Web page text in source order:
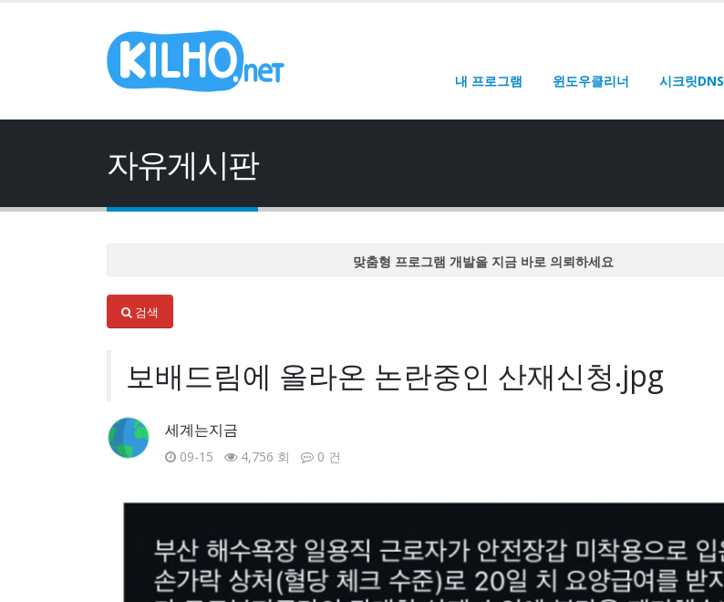
내 프로그램 윈도우클리너 시크릿DNS
자유게시판
맞춤형 프로그램 개발을 지금 바로 의뢰하세요
맞춤형 프로그램 개발을 지금 바로 의뢰하세요
검색
보배드림에 올라온 논란중인 산재신청.jpg
세계는지금
09-15 4,756 회 0 건